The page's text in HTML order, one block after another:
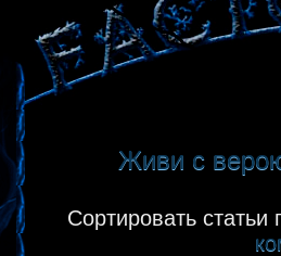
Живи с
Сортировать статьи